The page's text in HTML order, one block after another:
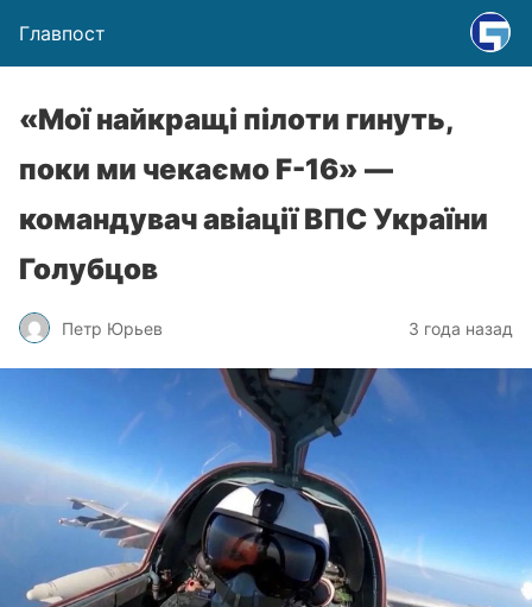
Главпост
«Мої найкращі пілоти гинуть,
поки ми чекаємо F-16» —
командувач авіації ВПС України
Голубцов
Петр Юрьев 3 года назад